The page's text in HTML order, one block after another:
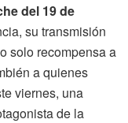
del 19 de
su transmisión
solo recompensa a
a quienes
viernes, una
de la